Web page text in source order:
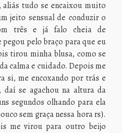
aliás tudo se encaixou muito
jeito sensual de conduzir o
três e já falo cheia de
pelo braço para que eu
tirou minha blusa, como se
calma e cuidado. Depois me
si, me encoxando por trás e
se agachou na altura da
segundos olhando para ela
sem graça nessa hora rs).
me virou para outro beijo